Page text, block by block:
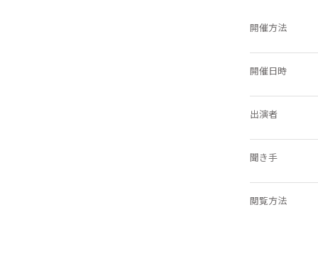
開催方法
開催日時
出演者
聞き手
閲覧方法